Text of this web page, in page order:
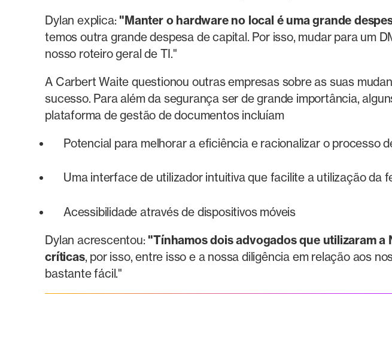
Dylan explica: "Manter o hardware no local é uma grande
temos outra grande despesa de capital. Por isso, mudar para um
nosso roteiro geral de TI."
A Carbert Waite questionou outras empresas sobre as suas
sucesso. Para além da segurança ser de grande importância,
plataforma de gestão de documentos incluíam
Potencial para melhorar a eficiência e racionalizar o processo
Uma interface de utilizador intuitiva que facilite a utilização da
Acessibilidade através de dispositivos móveis
Dylan acrescentou: "Tínhamos dois advogados que utilizaram
críticas, por isso, entre isso e a nossa diligência em relação aos
bastante fácil."